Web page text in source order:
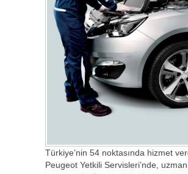
Türkiye’nin 54 noktasında hizmet
Peugeot Yetkili Servisleri’nde,